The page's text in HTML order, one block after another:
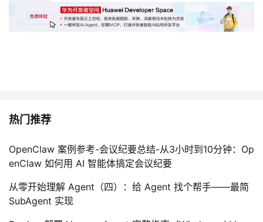
热门推荐
OpenClaw 案例参考-会议纪要总结-从3小时到10分钟：Op
enClaw 如何用 AI 智能体搞定会议纪要
从零开始理解 Agent（四）：给 Agent 找个帮手——最简
SubAgent 实现